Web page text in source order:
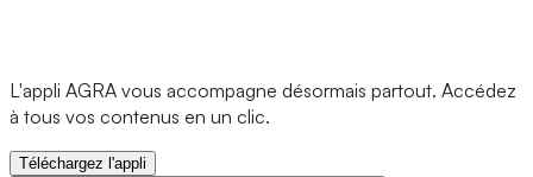
L'appli AGRA vous accompagne désormais partout. Accédez
à tous vos contenus en un clic.
Téléchargez l'appli